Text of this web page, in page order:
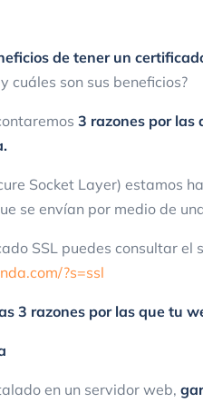
de tener un
cuáles son sus beneficios?
3 razones por las
Socket Layer) estamos
se envían por medio de
SSL puedes consultar
?s=ssl
3 razones por las que tu
en un servidor web,